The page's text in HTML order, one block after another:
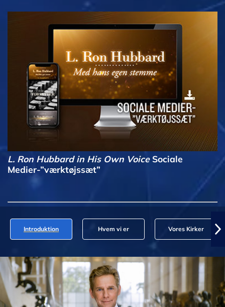
L. Ron Hubbard in His Own VoiceSociale
Medier-”værktøjssæt”
Introduktion Hvem vi er Vores Kirker